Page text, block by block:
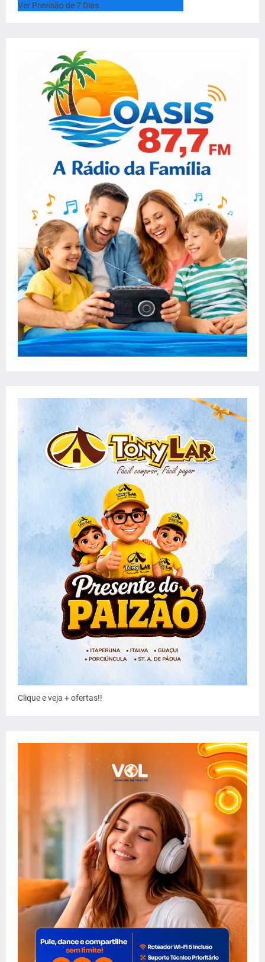
Ver Previsão de 7 Dias
Clique e veja + ofertas!!